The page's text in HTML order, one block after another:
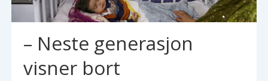
– Neste generasjon
visner bort